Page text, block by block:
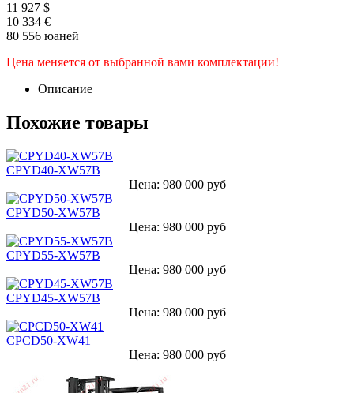
11 927 $
10 334 €
80 556 юаней
Цена меняется от выбранной вами комплектации!
Описание
Похожие товары
CPYD40-XW57B
Цена: 980 000 руб
CPYD50-XW57B
Цена: 980 000 руб
CPYD55-XW57B
Цена: 980 000 руб
CPYD45-XW57B
Цена: 980 000 руб
CPCD50-XW41
Цена: 980 000 руб